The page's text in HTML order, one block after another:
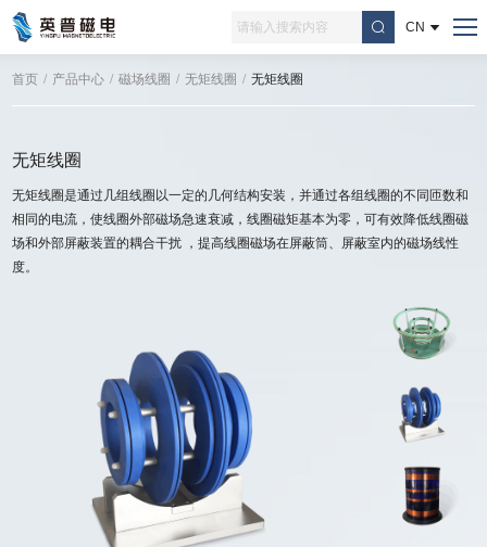
CN
首页 / 产品中心 / 磁场线圈 / 无矩线圈 / 无矩线圈
无矩线圈
无矩线圈是通过几组线圈以一定的几何结构安装，并通过各组线圈的不同匝数和
相同的电流，使线圈外部磁场急速衰减，线圈磁矩基本为零，可有效降低线圈磁
场和外部屏蔽装置的耦合干扰 ，提高线圈磁场在屏蔽筒、屏蔽室内的磁场线性
度。